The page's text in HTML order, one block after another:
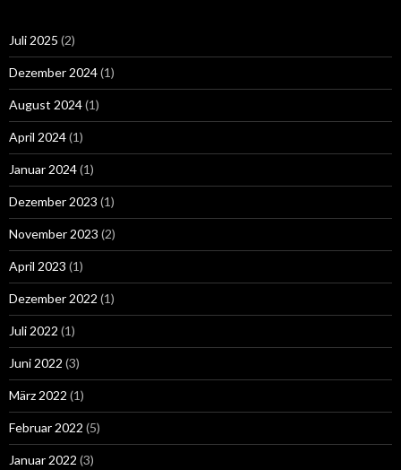
Juli 2025 (2)
Dezember 2024(1)
August 2024(1)
April 2024(1)
Januar 2024(1)
Dezember 2023 (1)
November 2023 (2)
April 2023 (1)
Dezember 2022 (1)
Juli 2022 (1)
Juni 2022 (3)
März 2022 (1)
Februar 2022 (5)
Januar 2022 (3)